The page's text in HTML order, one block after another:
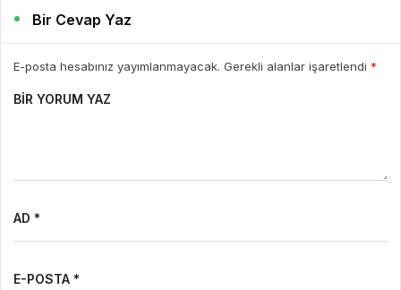
Bir Cevap Yaz
E-posta hesabınız yayımlanmayacak. Gerekli alanlar işaretlendi *
BIR YORUM YAZ
AD *
E-POSTA *